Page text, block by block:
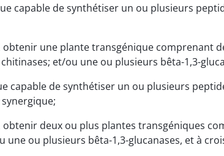
capable de synthétiser un ou plusieurs
une plante transgénique comprenant
et/ou une ou plusieurs bêta-1,3-
capable de synthétiser un ou plusieurs
deux ou plus plantes transgéniques
ou plusieurs bêta-1,3-glucanases, et à